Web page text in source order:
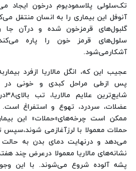
تک‌سلولی پلاسمودیوم درخون ایجاد
آنوفل این بیماری را به انسان منتقل
گلبول‌های قرمزخون شده و درآن جا
سلول‌های قرمز خون را پاره
آشکارمی‌شود.
عجیب این که، انگل مالاریا ازفرد
پس ازطی مراحل کبدی و خونی در
عضلات، سردرد، تهوع و استفراغ است.
ممکن است چرخه‌های«حملات» این
حملات معمولا با لرزآغازمی شوند،سپس
می‌دهد و درنهایت دمای بدن به حالت
نشانه‌های مالاریا معمولا درعرض چند
پشه‌ آلوده شروع می‌شوند. با این